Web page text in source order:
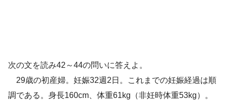
血圧134/76mmHg
Hb11.3g/dl
Ht34％
次の文を読み42～44の問いに答えよ。
29歳の初産婦。妊娠32週2日。これまでの妊娠経過は順
調である。身長160cm、体重61kg（非妊時体重53kg）。